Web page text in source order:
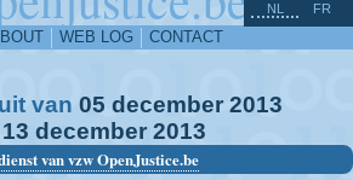
WEB LOG CONTACT
NL FR
van 05 december 2013
13 december 2013
van vzw OpenJustice.be
^